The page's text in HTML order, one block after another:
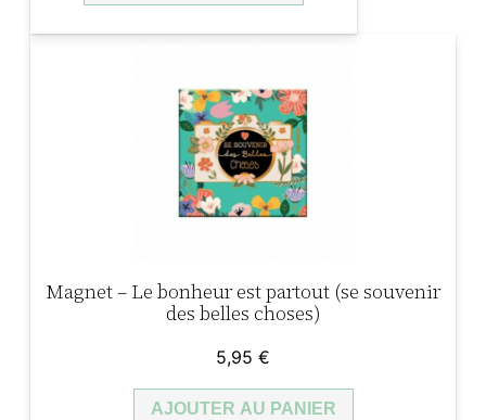
14,95 €.10,46 €.
Magnet – Le bonheur est partout (se souvenir
des belles choses)
5,95 €
AJOUTER AU PANIER